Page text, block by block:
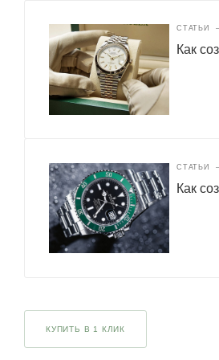
СТАТЬИ
Как
СТАТЬИ
Как
КУПИТЬ В 1 КЛИК